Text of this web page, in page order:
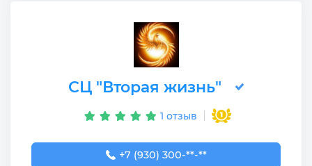
СЦ "Вторая жизнь"
1 отзыв
+7 (930) 300-50-67
+7 (930) 300-**-**